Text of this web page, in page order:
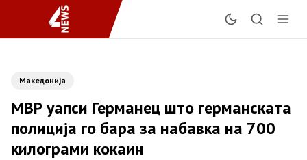
Македонија
МВР уапси Германец што германската
полиција го бара за набавка на 700
килограми кокаин